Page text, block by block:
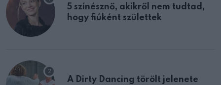
5 színésznő, akikről nem tudtad,
hogy fiúként születtek
A Dirty Dancing törölt jelenete